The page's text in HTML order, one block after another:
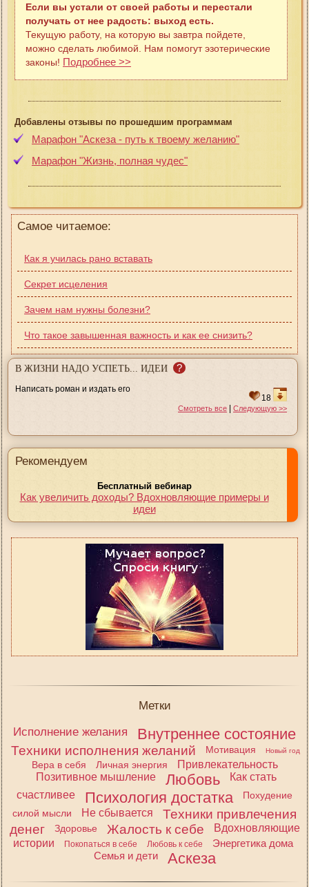
Если вы устали от своей работы и перестали
получать от нее радость: выход есть.
Текущую работу, на которую вы завтра пойдете,
можно сделать любимой. Нам помогут эзотерические
законы! Подробнее >>
Добавлены отзывы по прошедшим программам
Марафон "Аскеза - путь к твоему желанию"
Марафон "Жизнь, полная чудес"
Самое читаемое:
Как я училась рано вставать
Секрет исцеления
Зачем нам нужны болезни?
Что такое завышенная важность и как ее снизить?
В ЖИЗНИ НАДО УСПЕТЬ... ИДЕИ ?
Написать роман и издать его
18
Смотреть все | Следующую >>
Рекомендуем
Бесплатный вебинар
Как увеличить доходы? Вдохновляющие примеры и
идеи
Метки
Исполнение желания
Внутреннее состояние
Техники исполнения желаний Мотивация Новый год
Вера в себя Личная энергия
Привлекательность
Позитивное мышление
Любовь
Как стать
счастливее
Психология достатка
Похудение
силой мысли
Не сбывается
Техники привлечения
денег
Здоровье Жалость к себе
Вдохновляющие
истории
Покопаться в себе Любовь к себе
Энергетика дома
Семья и дети
Аскеза